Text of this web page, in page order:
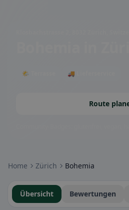
🌤 Terrasse 🚚 Lieferservice
Route
Home Zürich Bohemia
Übersicht Bewertungen